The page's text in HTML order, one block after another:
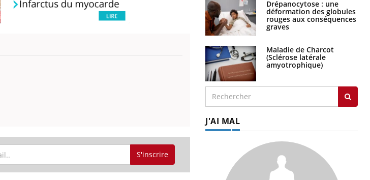
S'inscrire
Drépanocytose : une
déformation des globules
rouges aux conséquences
graves
Maladie de Charcot
(Sclérose latérale
amyotrophique)
J'AI MAL